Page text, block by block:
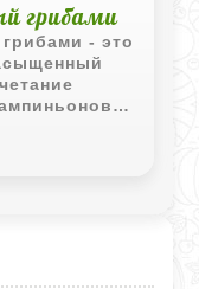
грибами
- это
и